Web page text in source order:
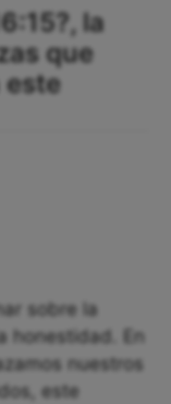
la
que
este
sobre la
honestidad. En
nuestros
este